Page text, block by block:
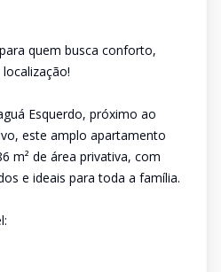
quem busca conforto,
Esquerdo, próximo ao
este amplo apartamento
m² de área privativa, com
e ideais para toda a família.